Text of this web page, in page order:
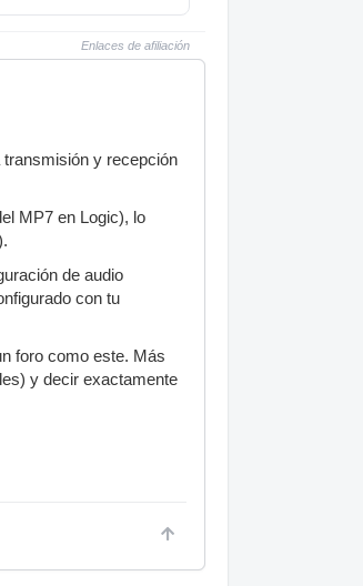
Enlaces de afiliación
transmisión y recepción
MP7 en Logic), lo
de audio
con tu
foro como este. Más
y decir exactamente